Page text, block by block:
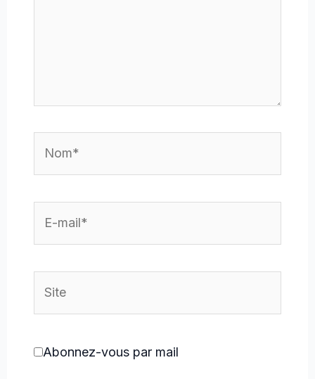
Abonnez-vous par mail